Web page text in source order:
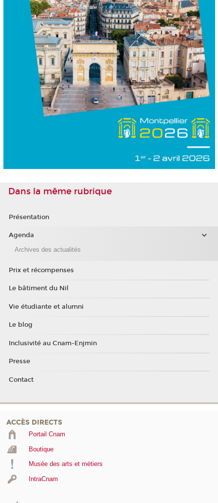
Dans la même rubrique
Présentation
Agenda
Archives des actualités
Prix et récompenses
Le bâtiment du Nil
Vie étudiante et alumni
Le blog
Inclusivité au Cnam-Enjmin
Presse
Contact
ACCÈS DIRECTS
Portail Cnam
Boutique
Musée des arts et métiers
IntraCnam